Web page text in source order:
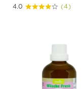
4.0 (4)